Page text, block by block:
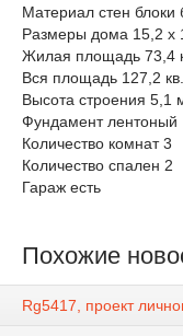
Материал стен блоки
Размеры дома 15,2 x
Жилая площадь 73,4
Вся площадь 127,2
Высота строения 5,1
Фундамент лентоный
Количество комнат 3
Количество спален 2
Гараж есть
Похожие
Rg5417, проект